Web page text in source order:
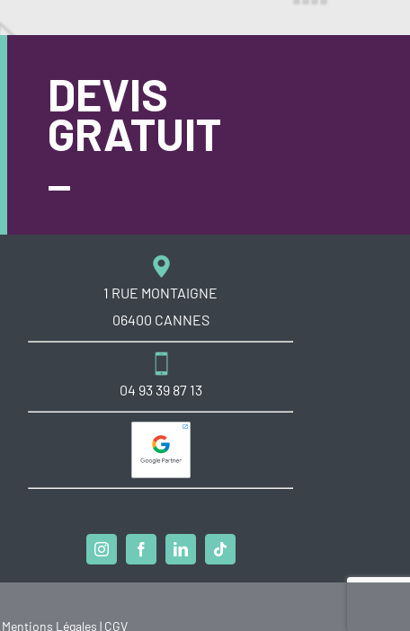
DEVIS
GRATUIT
_
1 RUE MONTAIGNE
06400 CANNES
04 93 39 87 13
Mentions Légales | CGV